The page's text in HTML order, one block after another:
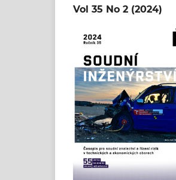
Vol 35 No 2 (2024)